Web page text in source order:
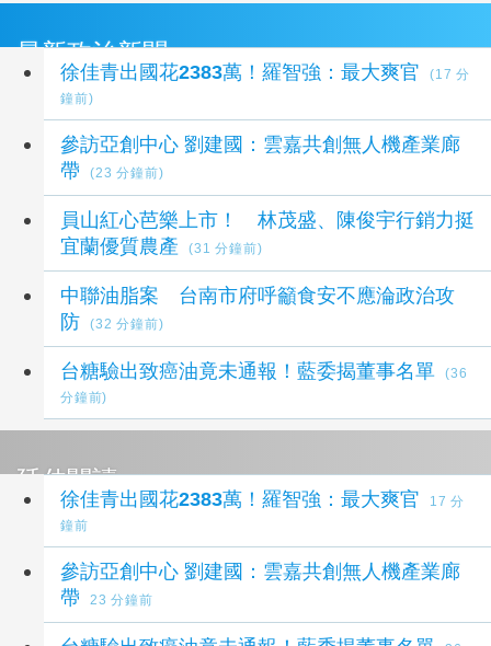
最新政治新聞
徐佳青出國花2383萬！羅智強：最大爽官
(17 分
鐘前)
參訪亞創中心 劉建國：雲嘉共創無人機產業廊
帶
(23 分鐘前)
員山紅心芭樂上市！ 林茂盛、陳俊宇行銷力挺
宜蘭優質農產
(31 分鐘前)
中聯油脂案 台南市府呼籲食安不應淪政治攻
防
(32 分鐘前)
台糖驗出致癌油竟未通報！藍委揭董事名單
(36
分鐘前)
延伸閱讀
徐佳青出國花2383萬！羅智強：最大爽官
17 分
鐘前
參訪亞創中心 劉建國：雲嘉共創無人機產業廊
帶
23 分鐘前